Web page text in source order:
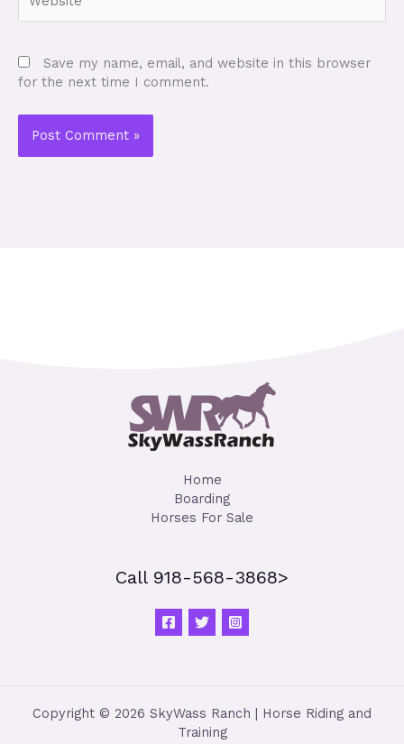
Save my name, email, and website in this browser
for the next time I comment.
Home
Boarding
Horses For Sale
Call 918-568-3868>
Copyright © 2026 SkyWass Ranch | Horse Riding and
Training